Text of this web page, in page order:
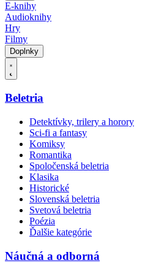
E-knihy
Audioknihy
Hry
Filmy
Doplnky
Beletria
Detektívky, trilery a horory
Sci-fi a fantasy
Komiksy
Romantika
Spoločenská beletria
Klasika
Historické
Slovenská beletria
Svetová beletria
Poézia
Ďalšie kategórie
Náučná a odborná